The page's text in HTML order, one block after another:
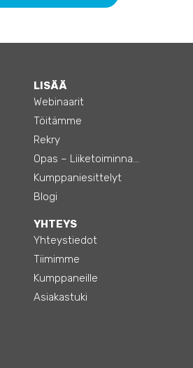
LISÄÄ
Webinaarit
Töitämme
Rekry
Opas – Liiketoiminnan tehostamiseen
Kumppaniesittelyt
Blogi
YHTEYS
Yhteystiedot
Tiimimme
Kumppaneille
Asiakastuki